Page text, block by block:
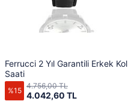
Ferrucci 2 Yıl Garantili Erkek Kol
Saati
%15 4.042,60 TL
4.756,00 TL